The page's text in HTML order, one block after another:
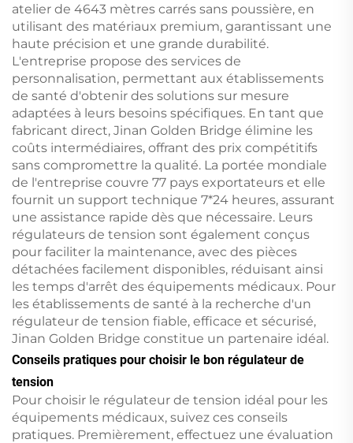
atelier de 4643 mètres carrés sans poussière, en
utilisant des matériaux premium, garantissant une
haute précision et une grande durabilité.
L'entreprise propose des services de
personnalisation, permettant aux établissements
de santé d'obtenir des solutions sur mesure
adaptées à leurs besoins spécifiques. En tant que
fabricant direct, Jinan Golden Bridge élimine les
coûts intermédiaires, offrant des prix compétitifs
sans compromettre la qualité. La portée mondiale
de l'entreprise couvre 77 pays exportateurs et elle
fournit un support technique 7*24 heures, assurant
une assistance rapide dès que nécessaire. Leurs
régulateurs de tension sont également conçus
pour faciliter la maintenance, avec des pièces
détachées facilement disponibles, réduisant ainsi
les temps d'arrêt des équipements médicaux. Pour
les établissements de santé à la recherche d'un
régulateur de tension fiable, efficace et sécurisé,
Jinan Golden Bridge constitue un partenaire idéal.
Conseils pratiques pour choisir le bon régulateur de
tension
Pour choisir le régulateur de tension idéal pour les
équipements médicaux, suivez ces conseils
pratiques. Premièrement, effectuez une évaluation